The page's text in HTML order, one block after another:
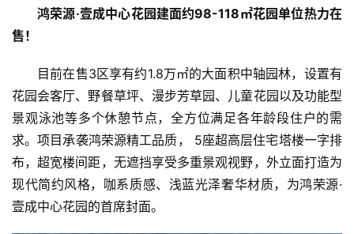
经
商
A
I
科
技
经
鸿荣源·壹成中心花园建面约98-118㎡花园单位热力在
售！
目前在售3区享有约1.8万㎡的大面积中轴园林，设置有
花园会客厅、野餐草坪、漫步芳草园、儿童花园以及功能型
景观泳池等多个休憩节点，全方位满足各年龄段住户的需
求。项目承袭鸿荣源精工品质， 5座超高层住宅塔楼一字排
布，超宽楼间距，无遮挡享受多重景观视野，外立面打造为
现代简约风格，咖系质感、浅蓝光泽奢华材质，为鸿荣源·
壹成中心花园的首席封面。